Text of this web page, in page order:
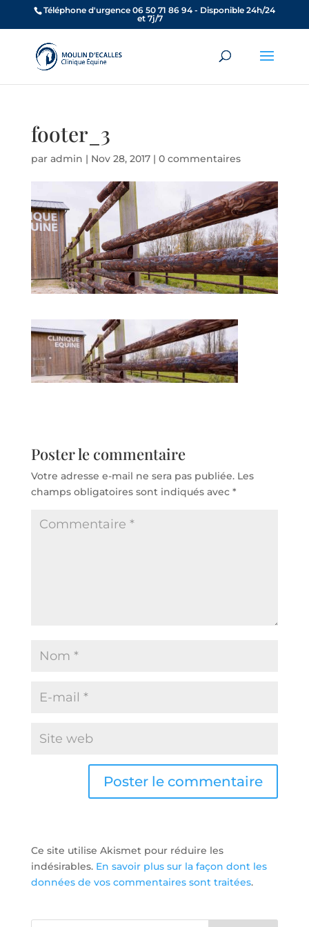
Téléphone d'urgence 06 50 71 86 94 - Disponible 24h/24
et 7j/7
footer_3
par admin | Nov 28, 2017| 0 commentaires
Poster le commentaire
Votre adresse e-mail ne sera pas publiée. Les
champs obligatoires sont indiqués avec *
Ce site utilise Akismet pour réduire les
indésirables. En savoir plus sur la façon dont les
données de vos commentaires sont traitées.